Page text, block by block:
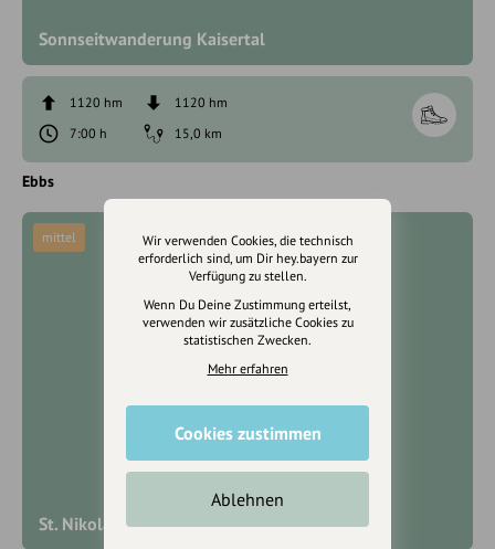
Sonnseitwanderung Kaisertal
1120 hm
1120 hm
7:00 h
15,0 km
Ebbs
St. Nikolaus Rundweg
mittel
Wir verwenden Cookies, die technisch
erforderlich sind, um Dir hey.bayern zur
Verfügung zu stellen.
Wenn Du Deine Zustimmung erteilst,
verwenden wir zusätzliche Cookies zu
statistischen Zwecken.
Mehr erfahren
Cookies zustimmen
Ablehnen